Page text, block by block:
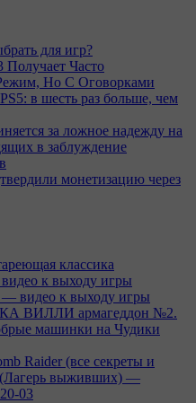
для игр?
Получает Часто
Но С Оговорками
в шесть раз больше, чем
за ложное надежду на
в заблуждение
монетизацию через
классика
к выходу игры
— видео к выходу игры
ВИЛЛИ армагеддон №2.
машинки на Чудики
Raider (все секреты и
(Лагерь выживших) —
03